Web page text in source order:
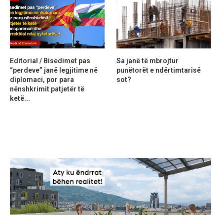
Editorial / Bisedimet pas
“perdeve” janë legjitime në
diplomaci, por para
nënshkrimit patjetër të
ketë...
Sa janë të mbrojtur
punëtorët e ndërtimtarisë
sot?